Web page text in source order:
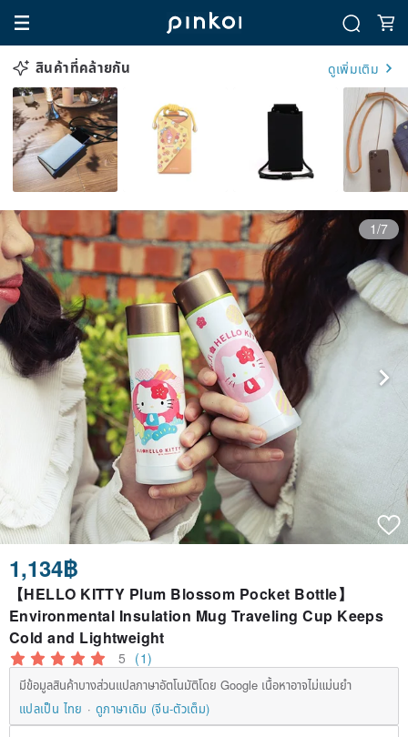
สินค้าที่คล้ายกัน ดูเพิ่มเติม
1/7
1,134฿
【HELLO KITTY Plum Blossom Pocket Bottle】
Environmental Insulation Mug Traveling Cup Keeps
Cold and Lightweight
5 (1)
มีข้อมูลสินค้าบางส่วนแปลภาษาอัตโนมัติโดย Google เนื้อหาอาจไม่แม่นยำ
แปลเป็น ไทย
ดูภาษาเดิม (จีน-ตัวเต็ม)